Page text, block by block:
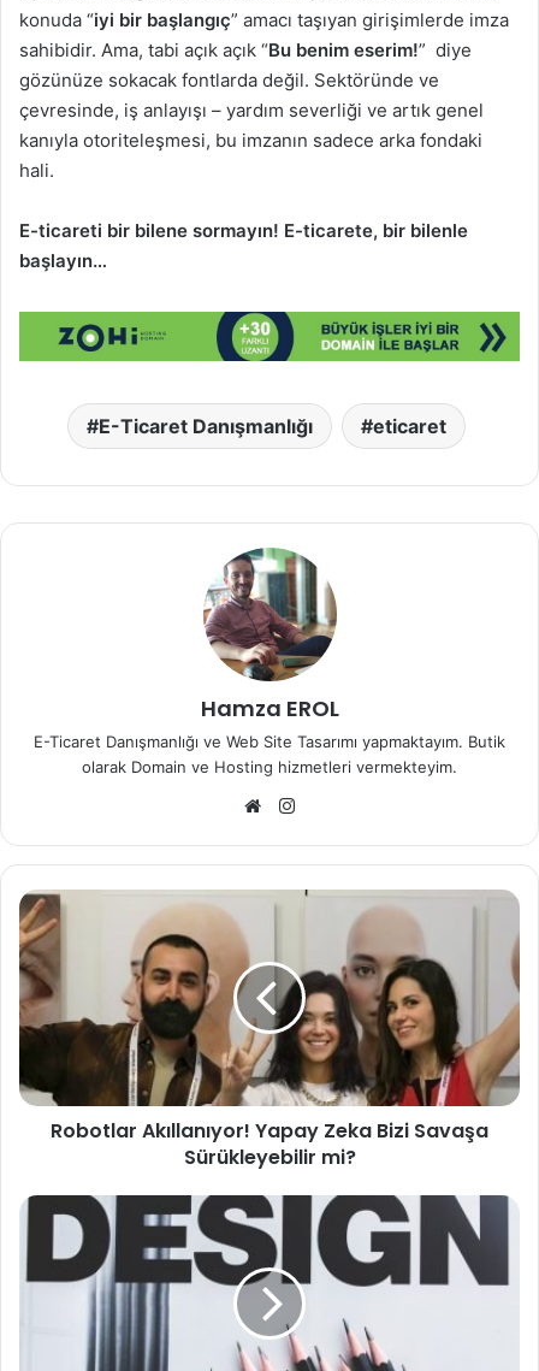
konuda “iyi bir başlangıç” amacı taşıyan girişimlerde imza
sahibidir. Ama, tabi açık açık “Bu benim eserim!” diye
gözünüze sokacak fontlarda değil. Sektöründe ve
çevresinde, iş anlayışı – yardım severliği ve artık genel
kanıyla otoriteleşmesi, bu imzanın sadece arka fondaki
hali.
E-ticareti bir bilene sormayın! E-ticarete, bir bilenle
başlayın…
E-Ticaret Danışmanlığı eticaret
Hamza EROL
E-Ticaret Danışmanlığı ve Web Site Tasarımı yapmaktayım. Butik
olarak Domain ve Hosting hizmetleri vermekteyim.
Web
Robotlar
Akıllanıyor!
Yapay
Zeka
Bizi
Savaşa
Robotlar Akıllanıyor! Yapay Zeka Bizi Savaşa
Sürükleyebilir mi?
İzmir
Tasarım